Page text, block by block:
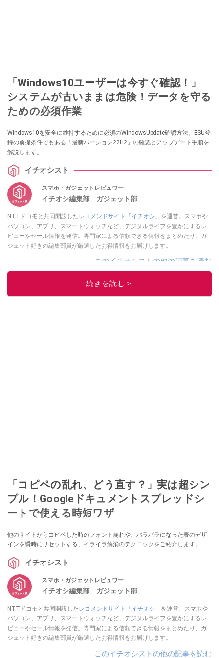
「Windows10ユーザーは今すぐ確認！」
システムが古いままは危険！データを守る
ための必須作業
Windows10を安全に維持するために必須のWindowsUpdate確認方法。ESU登
録の前提条件でもある「最新バージョン22H2」の確認とアップデート手順を
解説します。
イチオシスト
スマホ・ガジェットレビュワー
イチオシ編集部 ガジェット部
NTTドコモと共同開設したレコメンドサイト「イチオシ」 を運営。スマホや
パソコン、アプリ、スマートウォッチなど、デジタルライフを豊かにするレ
ビューやセール情報を発信。専門家による信頼できる情報をまとめたり、ガ
ジェット好きの編集部員が厳選したお得情報をお届けします。
このイチオシストの他の記事を読む
続きを読む＞
「コピペの乱れ、どう直す？」実は超シン
プル！Googleドキュメントスプレッドシ
ートで使える時短ワザ
他のサイトからコピペした時のフォント崩れや、バラバラになった表のデザ
インを瞬時にリセットする、イライラ解消のテクニックをご紹介します。
イチオシスト
スマホ・ガジェットレビュワー
イチオシ編集部 ガジェット部
NTTドコモと共同開設したレコメンドサイト「イチオシ」 を運営。スマホや
パソコン、アプリ、スマートウォッチなど、デジタルライフを豊かにするレ
ビューやセール情報を発信。専門家による信頼できる情報をまとめたり、ガ
ジェット好きの編集部員が厳選したお得情報をお届けします。
このイチオシストの他の記事を読む